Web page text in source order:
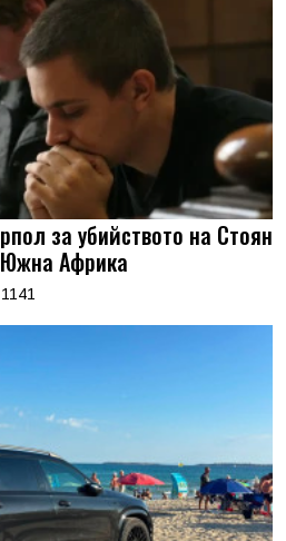
за убийството на Стоян
Южна Африка
1141